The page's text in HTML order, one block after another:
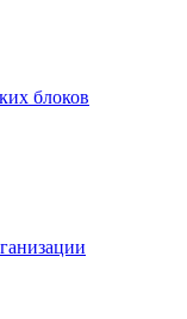
блоков